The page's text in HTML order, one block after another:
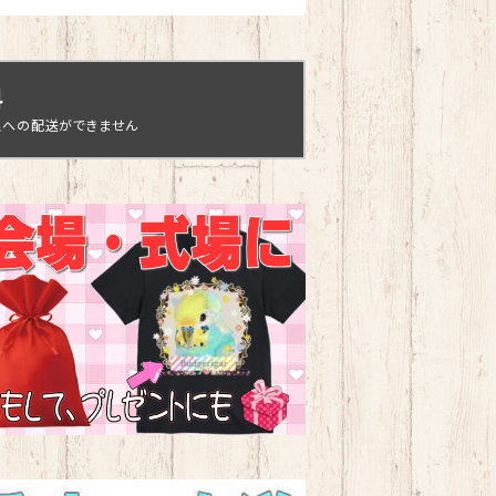
への配送ができません